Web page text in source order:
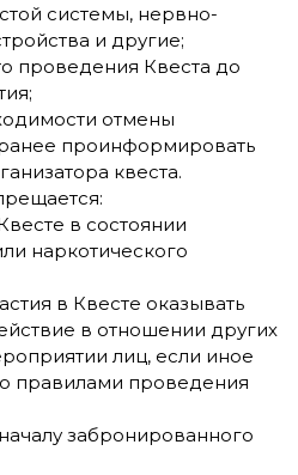
системы, нервно-
и другие;
проведения Квеста до
отмены
проинформировать
квеста.
в состоянии
наркотического
в Квесте оказывать
в отношении других
лиц, если иное
правилами проведения
забронированного